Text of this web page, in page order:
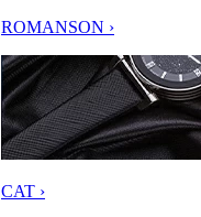
ROMANSON ›
CAT ›